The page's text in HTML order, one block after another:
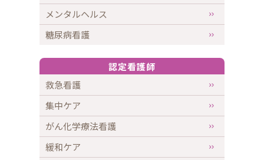
メンタルヘルス
糖尿病看護
認定看護師
救急看護
集中ケア
がん化学療法看護
緩和ケア